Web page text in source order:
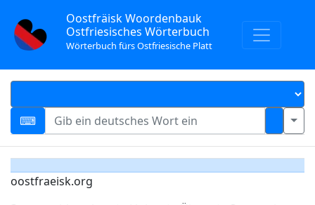
Oostfräisk Woordenbauk
Ostfriesisches Wörterbuch
Wörterbuch fürs Ostfriesische Platt
oostfraeisk.org